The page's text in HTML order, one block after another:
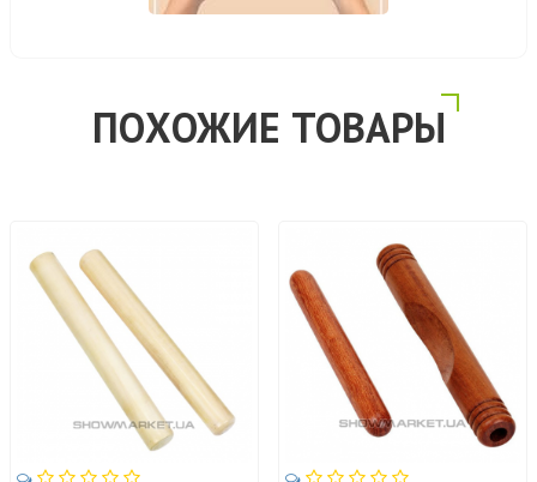
ПОХОЖИЕ ТОВАРЫ